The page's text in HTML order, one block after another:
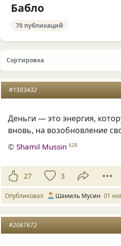
Бабло
70 публикаций
Сортировка
#1503432
Деньги — это энергия,
вновь, на возобновление
©Shamil Mussin 628
27 3
Опубликовал Шамиль Мусин 01
#2067672